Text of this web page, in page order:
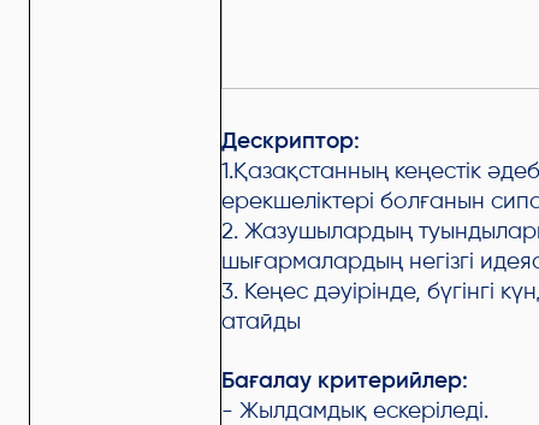
Дескриптор:
1.Қазақстанның кеңестік
ерекшеліктері болғанын
2. Жазушылардың
шығармалардың негізгі
3. Кеңес дәуірінде, бүгінгі
атайды
Бағалау критерийлер:
- Жылдамдық ескеріледі.